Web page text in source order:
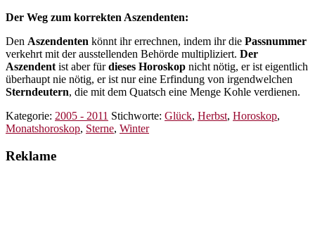
Der Weg zum korrekten Aszendenten:
Den Aszendenten könnt ihr errechnen, indem ihr die Passnummer
verkehrt mit der ausstellenden Behörde multipliziert. Der
Aszendent ist aber fürdieses Horoskop nicht nötig, er ist eigentlich
überhaupt nie nötig, er ist nur eine Erfindung von irgendwelchen
Sterndeutern, die mit dem Quatsch eine Menge Kohle verdienen.
Kategorie: 2005 - 2011 Stichworte: Glück, Herbst, Horoskop,
Monatshoroskop, Sterne, Winter
Reklame